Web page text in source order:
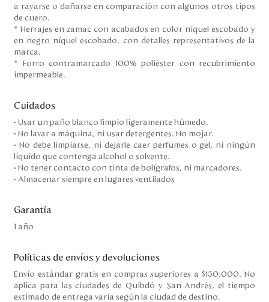
a rayarse o dañarse en comparación con algunos otros tipos
de cuero.
* Herrajes en zamac con acabados en color niquel escobado y
en negro níquel escobado, con detalles representativos de la
marca.
* Forro contramarcado 100% poliéster con recubrimiento
impermeable.
Cuidados
• Usar un paño blanco limpio ligeramente húmedo.
• No lavar a máquina, ni usar detergentes. No mojar.
• No debe limpiarse, ni dejarle caer perfumes o gel, ni ningún
líquido que contenga alcohol o solvente.
• No tener contacto con tinta de bolígrafos, ni marcadores.
• Almacenar siempre en lugares ventilados
Garantía
1 año
Políticas de envíos y devoluciones
Envío estándar gratis en compras superiores a $150.000. No
aplica para las ciudades de Quibdó y San Andrés, el tiempo
estimado de entrega varía según la ciudad de destino.